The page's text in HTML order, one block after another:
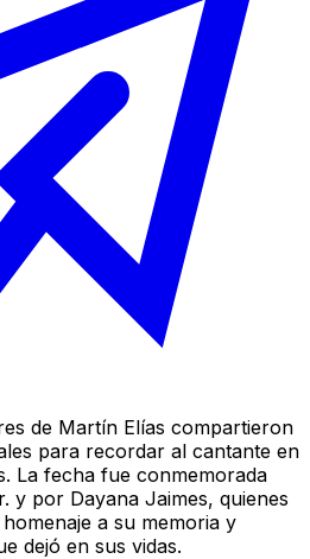
de Martín Elías compartieron
para recordar al cantante en
La fecha fue conmemorada
y por Dayana Jaimes, quienes
a su memoria y
dejó en sus vidas.